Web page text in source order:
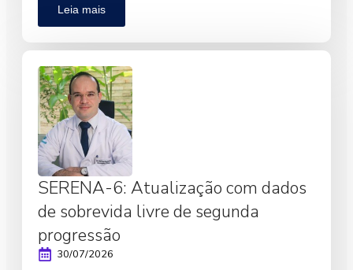
Leia mais
SERENA-6: Atualização com dados
de sobrevida livre de segunda
progressão
30/07/2026